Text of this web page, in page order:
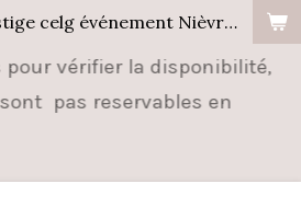
Decowood prestige celg événement Nièvre, Cher, Allier.
pour vérifier la disponibilité,
pas reservables en